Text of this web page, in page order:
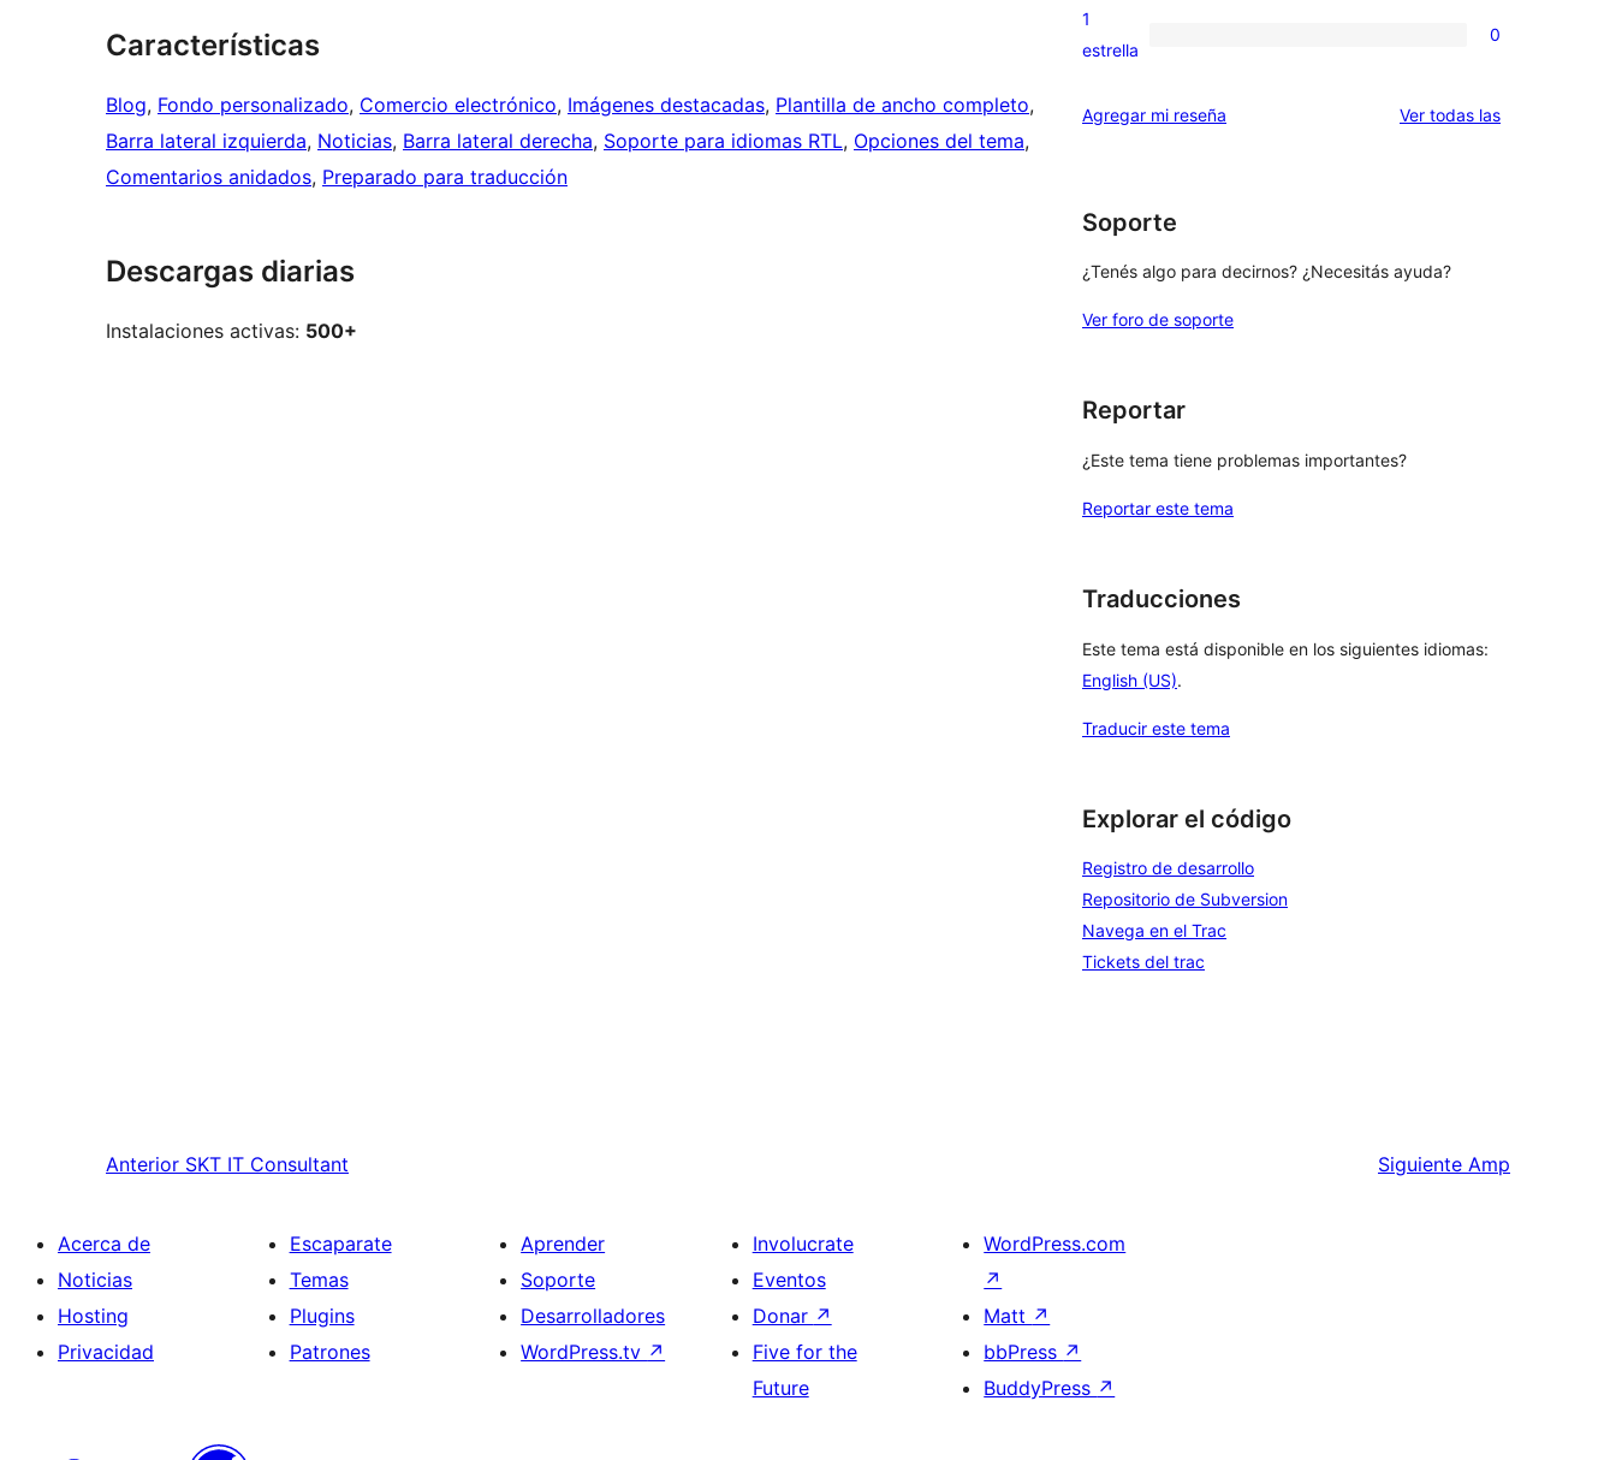
Características
Blog, Fondo personalizado, Comercio electrónico, Imágenes destacadas, Plantilla de ancho completo
Barra lateral izquierda, Noticias, Barra lateral derecha, Soporte para idiomas RTL, Opciones del tema
Comentarios anidados, Preparado para traducción
Descargas diarias
Instalaciones activas: 500+
valoración
de
estrellas
0
de
1
estrella
0
Agregar mi reseña Ver todas lasreseñas
Soporte
¿Tenés algo para decirnos? ¿Necesitás ayuda?
Ver foro de soporte
Reportar
¿Este tema tiene problemas importantes?
Reportar este tema
Traducciones
Este tema está disponible en los siguientes idiomas:
English (US).
Traducir este tema
Explorar el código
Registro de desarrollo
Repositorio de Subversion
Navega en el Trac
Tickets del trac
Anterior SKT IT Consultant Siguiente Amp
Acerca de
Noticias
Hosting
Privacidad
Escaparate
Temas
Plugins
Patrones
Aprender
Soporte
Desarrolladores
WordPress.tv ↗
Involucrate
Eventos
Donar ↗
Five for the
Future
WordPress.com
↗
Matt ↗
bbPress ↗
BuddyPress ↗